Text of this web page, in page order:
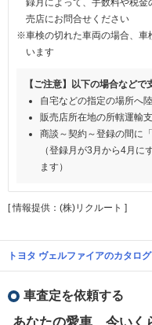
売店にお問合せください
※車検の切れた車両の場合、車
います
【ご注意】以下の場合など
自宅などの指定の場所へ
販売店所在地の所轄運輸
商談～契約～登録の間に
（登録月が3月から4月に
ます）
[ 情報提供：(株)リクルート ]
トヨタ ヴェルファイアのカタロ
車査定を依頼する
あなたの愛車、今いく